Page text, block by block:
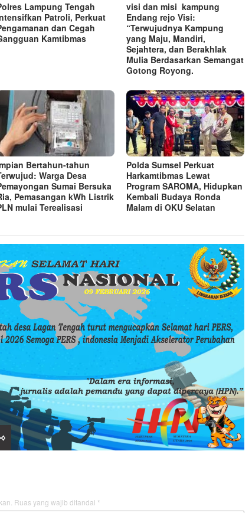
Lampung Tengah
Patroli, Perkuat
dan Cegah
Kamtibmas
visi dan misi kampung
Endang rejo Visi:
“Terwujudnya Kampung
yang Maju, Mandiri,
Sejahtera, dan Berakhlak
Mulia Berdasarkan Semangat
Gotong Royong.
Bertahun-tahun
Warga Desa
Sumai Bersuka
Pemasangan kWh Listrik
mulai Terealisasi
Polda Sumsel Perkuat
Harkamtibmas Lewat
Program SAROMA, Hidupkan
Kembali Budaya Ronda
Malam di OKU Selatan
Ruas yang wajib ditandai *